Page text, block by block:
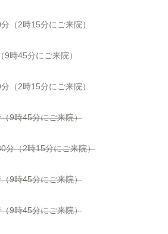
（2時15分にご来院）
時45分にご来院）
（2時15分にご来院）
9時45分にご来院）
（2時15分にご来院）
9時45分にご来院）
9時45分にご来院）